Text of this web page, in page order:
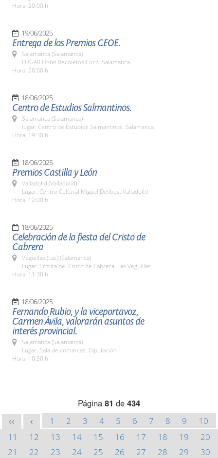
Hora: 20:00 h.
19/06/2025
Entrega de los Premios CEOE.
Salamanca (Salamanca)
LUGAR Hotel Recoletos Coco. Salamanca
Hora: 20:00 h.
18/06/2025
Centro de Estudios Salmantinos.
Salamanca (Salamanca)
lugar: Centro de Estudios Salmantinos. Salamanca
Hora: 19:30 h.
18/06/2025
Premios Castilla y León
Valladolid (Valladolid)
Lugar: Centro Cultural Miguel Delibes. Valladolid
Hora: 12:00 h.
18/06/2025
Celebración de la fiesta del Cristo de
Cabrera
Veguillas (Las) (Salamanca)
Lugar: Ermita del Cristo de Cabrera. Las Veguillas
Hora: 11:30 h.
18/06/2025
Fernando Rubio, y la viceportavoz,
Carmen Ávila, valorarán asuntos de
interés provincial.
Salamanca (Salamanca)
Lugar. Sala de comarcas. Diputación
Hora: 10:30 h.
Página 81 de 434
<< < 1 2 3 4 5 6 7 8 9
10
11
12 13 14 15 16 17 18 19
20
21
22 23 24 25 26 27 28 29
30